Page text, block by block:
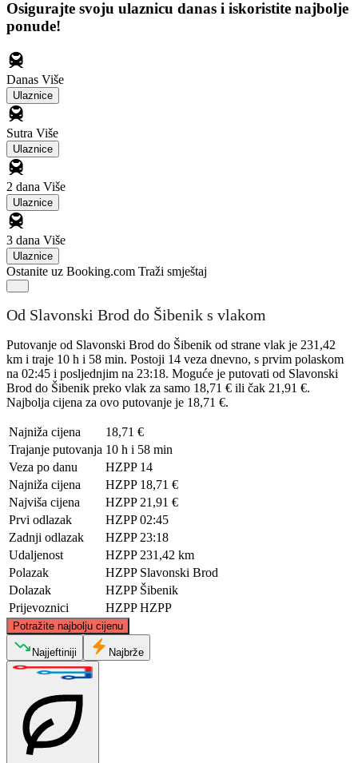
Osigurajte svoju ulaznicu danas i iskoristite najbolje
ponude!
Danas Više
Ulaznice
Sutra Više
Ulaznice
2 dana Više
Ulaznice
3 dana Više
Ulaznice
Ostanite uz Booking.com Traži smještaj
Od Slavonski Brod do Šibenik s vlakom
Putovanje od Slavonski Brod do Šibenik od strane vlak je 231,42
km i traje 10 h i 58 min. Postoji 14 veza dnevno, s prvim polaskom
na 02:45 i posljednjim na 23:18. Moguće je putovati od Slavonski
Brod do Šibenik preko vlak za samo 18,71 € ili čak 21,91 €.
Najbolja cijena za ovo putovanje je 18,71 €.
Najniža cijena
18,71 €
Trajanje putovanja 10 h i 58 min
Veza po danu
HZPP 14
Najniža cijena
HZPP 18,71 €
Najviša cijena
HZPP 21,91 €
Prvi odlazak
HZPP 02:45
Zadnji odlazak
HZPP 23:18
Udaljenost
HZPP 231,42 km
Polazak
HZPP Slavonski Brod
Dolazak
HZPP Šibenik
Prijevoznici
HZPP HZPP
Potražite najbolju cijenu
Najjeftiniji Najbrže